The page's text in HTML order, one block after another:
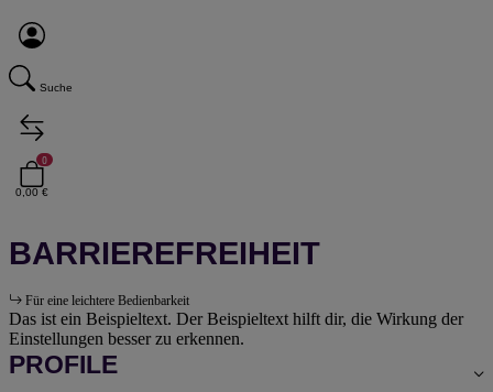
Suche
0
0,00 €
BARRIEREFREIHEIT
Für eine leichtere Bedienbarkeit
Das ist ein Beispieltext. Der Beispieltext hilft dir, die Wirkung der
Einstellungen besser zu erkennen.
PROFILE